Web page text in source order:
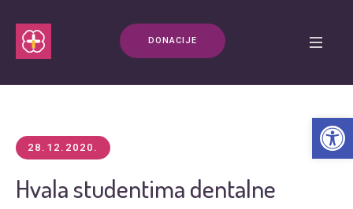
DONACIJE
28.12.2020.
Hvala studentima dentalne